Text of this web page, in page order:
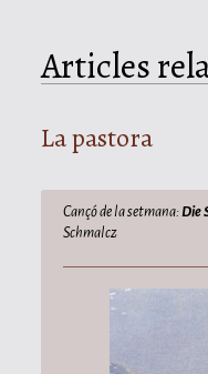
Articles
La pastora
Cançó de la setmana: Die
Schmalcz